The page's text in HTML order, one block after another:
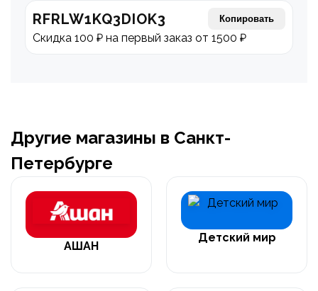
RFRLW1KQ3DIOK3 Копировать
Скидка 100 ₽ на первый заказ от 1500 ₽
Другие магазины в Санкт-
Петербурге
АШАН
Детский мир